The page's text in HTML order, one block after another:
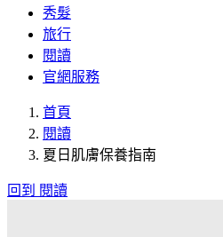
秀髮
旅行
閱讀
官網服務
首頁
閱讀
夏日肌膚保養指南
回到 閱讀